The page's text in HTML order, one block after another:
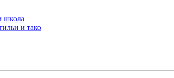
школа
и тако